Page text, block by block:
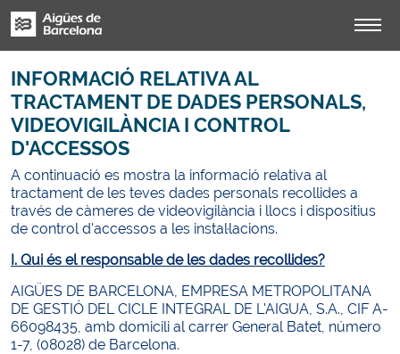
INFORMACIÓ RELATIVA AL
TRACTAMENT DE DADES PERSONALS,
VIDEOVIGILÀNCIA I CONTROL
D'ACCESSOS
A continuació es mostra la informació relativa al
tractament de les teves dades personals recollides a
través de càmeres de videovigilància i llocs i dispositius
de control d'accessos a les instal·lacions.
I. Qui és el responsable de les dades recollides?
AIGÜES DE BARCELONA, EMPRESA METROPOLITANA
DE GESTIÓ DEL CICLE INTEGRAL DE L'AIGUA, S.A., CIF A-
66098435, amb domicili al carrer General Batet, número
1-7, (08028) de Barcelona.